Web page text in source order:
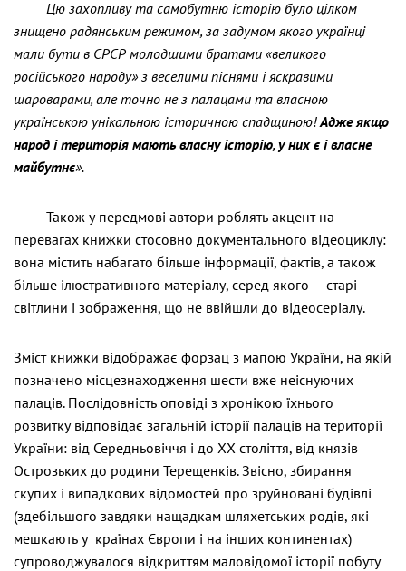
Цю захопливу та самобутню історію було цілком
знищено радянським режимом, за задумом якого українці
мали бути в СРСР молодшими братами «великого
російського народу» з веселими піснями і яскравими
шароварами, але точно не з палацами та власною
українською унікальною історичною спадщиною!Адже якщо
народ і територія мають власну історію, у них є і власне
майбутнє».
Також у передмові автори роблять акцент на
перевагах книжки стосовно документального відеоциклу:
вона містить набагато більше інформації, фактів, а також
більше ілюстративного матеріалу, серед якого — старі
світлини і зображення, що не ввійшли до відеосеріалу.
Зміст книжки відображає форзац з мапою України, на якій
позначено місцезнаходження шести вже неіснуючих
палаців. Послідовність оповіді з хронікою їхнього
розвитку відповідає загальній історії палаців на території
України: від Середньовіччя і до ХХ століття, від князів
Острозьких до родини Терещенків. Звісно, збирання
скупих і випадкових відомостей про зруйновані будівлі
(здебільшого завдяки нащадкам шляхетських родів, які
мешкають у країнах Європи і на інших континентах)
супроводжувалося відкриттям маловідомої історії побуту